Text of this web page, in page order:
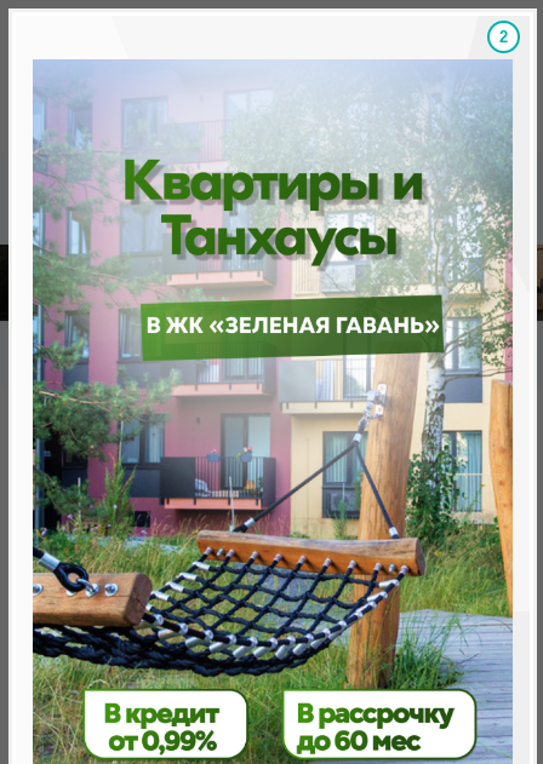
Скидки на новостройки, бонусы Готовые
Главная База новостроек Минска «Минск Мир»
18.1 «Пекин», квартал "Чемпионов"
18.1 «Пекин», квартал
"Чемпионов"
нет в продаже
Минск, Октябрьский, Ул. Белградская -
ул.Аэродромная
метро «Ковальская Слобода», 566 м
1